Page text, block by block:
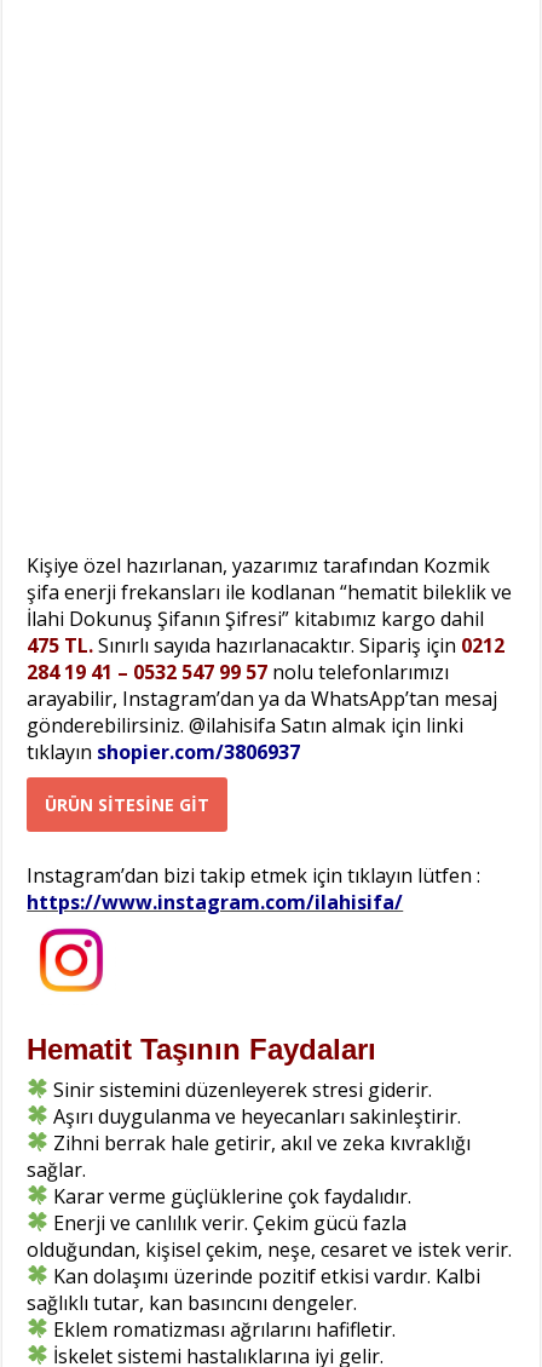
Kişiye özel hazırlanan, yazarımız tarafından Kozmik
şifa enerji frekansları ile kodlanan “hematit bileklik ve
İlahi Dokunuş Şifanın Şifresi” kitabımız kargo dahil
475 TL.Sınırlı sayıda hazırlanacaktır. Sipariş için 0212
284 19 41 – 0532 547 99 57 nolu telefonlarımızı
arayabilir, Instagram’dan ya da WhatsApp’tan mesaj
gönderebilirsiniz. @ilahisifa Satın almak için linki
tıklayın shopier.com/3806937
ÜRÜN SİTESİNE GİT
Instagram’dan bizi takip etmek için tıklayın lütfen :
https://www.instagram.com/ilahisifa/
Hematit Taşının Faydaları
Sinir sistemini düzenleyerek stresi giderir.
Aşırı duygulanma ve heyecanları sakinleştirir.
Zihni berrak hale getirir, akıl ve zeka kıvraklığı
sağlar.
Karar verme güçlüklerine çok faydalıdır.
Enerji ve canlılık verir. Çekim gücü fazla
olduğundan, kişisel çekim, neşe, cesaret ve istek verir.
Kan dolaşımı üzerinde pozitif etkisi vardır. Kalbi
sağlıklı tutar, kan basıncını dengeler.
Eklem romatizması ağrılarını hafifletir.
İskelet sistemi hastalıklarına iyi gelir.